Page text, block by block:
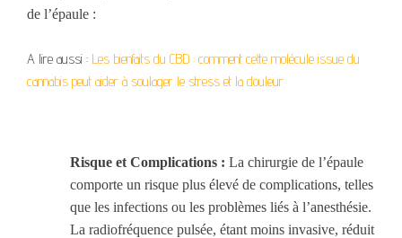
de l’épaule :
A lire aussi : Les bienfaits du CBD : comment cette molécule issue du
cannabis peut aider à soulager le stress et la douleur
Risque et Complications : La chirurgie de l’épaule
comporte un risque plus élevé de complications, telles
que les infections ou les problèmes liés à l’anesthésie.
La radiofréquence pulsée, étant moins invasive, réduit